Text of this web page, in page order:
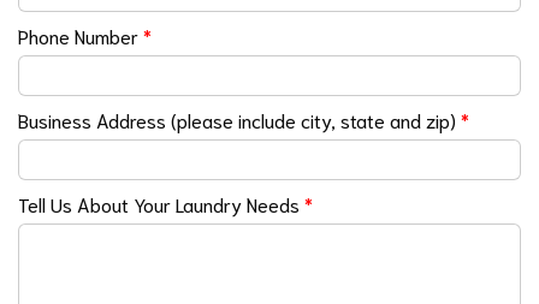
Phone Number*
Business Address (please include city, state and zip) *
Tell Us About Your Laundry Needs *